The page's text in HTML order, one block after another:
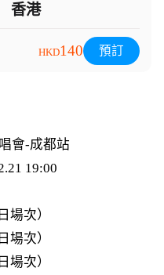
香港
HKD140 預訂
會-成都站
19:00
場次）
場次）
場次）